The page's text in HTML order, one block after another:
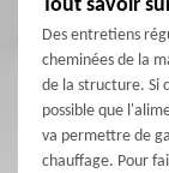
Tout savoir
Des entretiens
cheminées de la
de la structure. Si
possible que
va permettre de
chauffage. Pour